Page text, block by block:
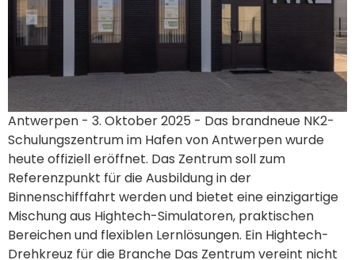
Antwerpen - 3. Oktober 2025 - Das brandneue NK2-
Schulungszentrum im Hafen von Antwerpen wurde
heute offiziell eröffnet. Das Zentrum soll zum
Referenzpunkt für die Ausbildung in der
Binnenschifffahrt werden und bietet eine einzigartige
Mischung aus Hightech-Simulatoren, praktischen
Bereichen und flexiblen Lernlösungen. Ein Hightech-
Drehkreuz für die Branche Das Zentrum vereint nicht